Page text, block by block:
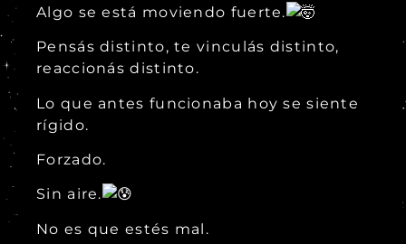
Algo se está moviendo fuerte.
Pensás distinto, te vinculás distinto,
reaccionás distinto.
Lo que antes funcionaba hoy se siente
rígido.
Forzado.
Sin aire.
No es que estés mal.